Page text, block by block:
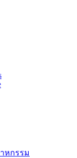
หกรรม